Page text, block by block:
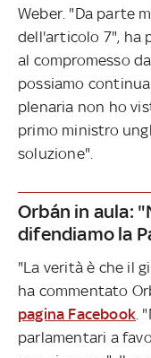
Weber. "Da parte
dell'articolo 7", ha
al compromesso
possiamo
plenaria non ho
primo ministro
soluzione".
Orbán in aula:
difendiamo la
"La verità è che il
ha commentato
pagina Facebook .
parlamentari a